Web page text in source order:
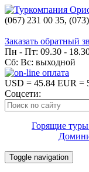
(067) 231 00 35,
Заказать обратный
Пн - Пт: 09.30 -
Сб: Вс: выходной
USD = 45.84 EUR =
Соцсети:
Горящие
Toggle navigation